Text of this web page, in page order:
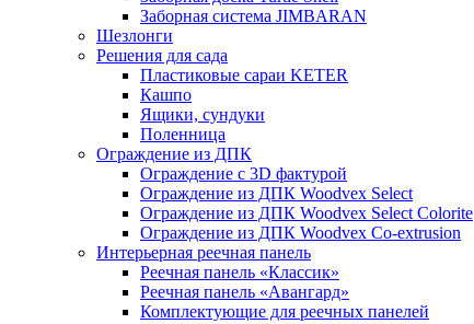
Заборная система JIMBARAN
Шезлонги
Решения для сада
Пластиковые сараи KETER
Кашпо
Ящики, сундуки
Поленница
Ограждение из ДПК
Ограждение с 3D фактурой
Ограждение из ДПК Woodvex Select
Ограждение из ДПК Woodvex Select Colorite
Ограждение из ДПК Woodvex Co-extrusion
Интерьерная реечная панель
Реечная панель «Классик»
Реечная панель «Авангард»
Комплектующие для реечных панелей